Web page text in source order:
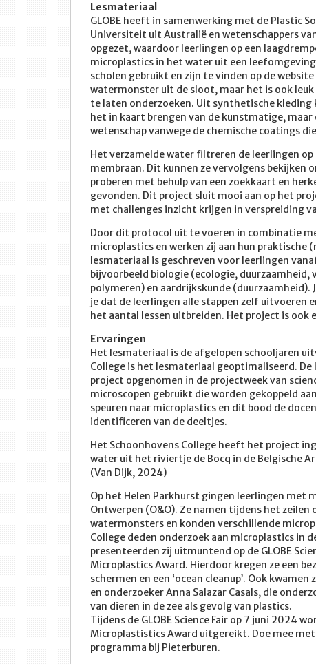
Lesmateriaal
GLOBE heeft in samenwerking met de Plastic
Universiteit uit Australië en wetenschappers
opgezet, waardoor leerlingen op een
microplastics in het water uit een
scholen gebruikt en zijn te vinden op de
watermonster uit de sloot, maar het is ook
te laten onderzoeken. Uit synthetische kleding
het in kaart brengen van de kunstmatige,
wetenschap vanwege de chemische coatings
Het verzamelde water filtreren de leerlingen op
membraan. Dit kunnen ze vervolgens bekijken
proberen met behulp van een zoekkaart en
gevonden. Dit project sluit mooi aan op het
met challenges inzicht krijgen in verspreiding
Door dit protocol uit te voeren in combinatie
microplastics en werken zij aan hun praktische
lesmateriaal is geschreven voor leerlingen
bijvoorbeeld biologie (ecologie,
polymeren) en aardrijkskunde (duurzaamheid).
je dat de leerlingen alle stappen zelf uitvoeren
het aantal lessen uitbreiden. Het project is ook
Ervaringen
Het lesmateriaal is de afgelopen schooljaren
College is het lesmateriaal geoptimaliseerd. De
project opgenomen in de projectweek van
microscopen gebruikt die worden gekoppeld
speuren naar microplastics en dit bood de
identificeren van de deeltjes.
Het Schoonhovens College heeft het project
water uit het riviertje de Bocq in de Belgische
(Van Dijk, 2024)
Op het Helen Parkhurst gingen leerlingen met
Ontwerpen (O&O). Ze namen tijdens het
watermonsters en konden verschillende
College deden onderzoek aan microplastics in
presenteerden zij uitmuntend op de GLOBE
Microplastics Award. Hierdoor kregen ze een
schermen en een ‘ocean cleanup’. Ook
en onderzoeker Anna Salazar Casals, die
van dieren in de zee als gevolg van plastics.
Tijdens de GLOBE Science Fair op 7 juni 2024
Microplastistics Award uitgereikt. Doe mee
programma bij Pieterburen.